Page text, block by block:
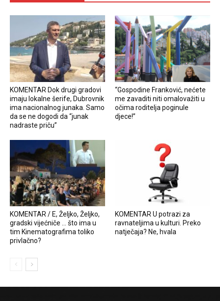
KOMENTAR Dok drugi gradovi
imaju lokalne šerife, Dubrovnik
ima nacionalnog junaka. Samo
da se ne dogodi da “junak
nadraste priču”
“Gospodine Franković, nećete
me zavaditi niti omalovažiti u
očima roditelja poginule
djece!”
KOMENTAR / E, Željko, Željko,
gradski vijećniče … što ima u
tim Kinematografima toliko
privlačno?
KOMENTAR U potrazi za
ravnateljima u kulturi. Preko
natječaja? Ne, hvala